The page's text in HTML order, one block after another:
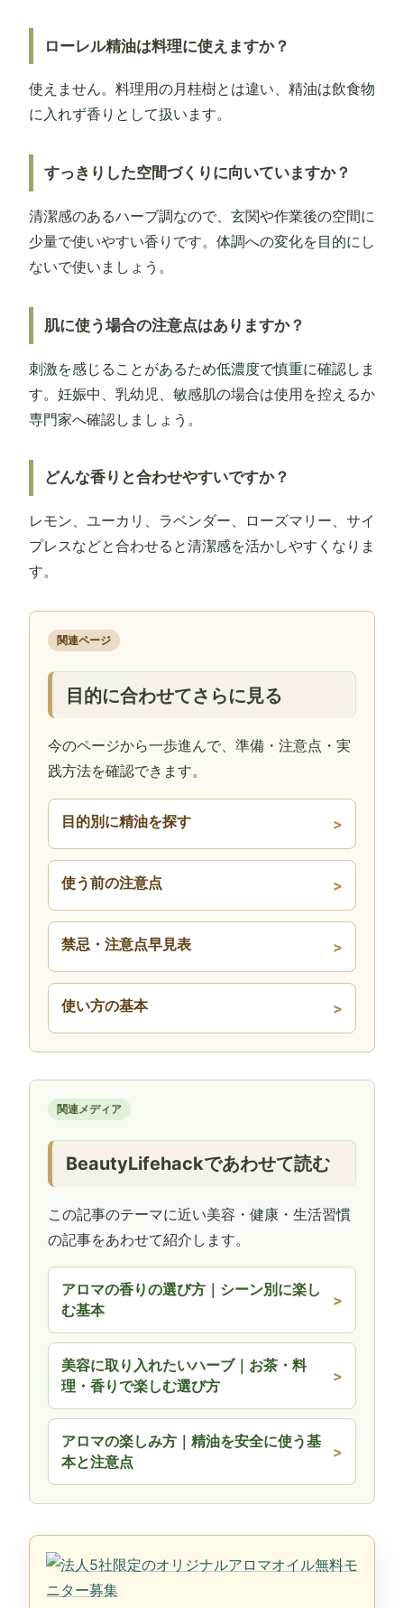
ローレル精油は料理に使えますか？
使えません。料理用の月桂樹とは違い、精油は飲食物
に入れず香りとして扱います。
すっきりした空間づくりに向いていますか？
清潔感のあるハーブ調なので、玄関や作業後の空間に
少量で使いやすい香りです。体調への変化を目的にし
ないで使いましょう。
肌に使う場合の注意点はありますか？
刺激を感じることがあるため低濃度で慎重に確認しま
す。妊娠中、乳幼児、敏感肌の場合は使用を控えるか
専門家へ確認しましょう。
どんな香りと合わせやすいですか？
レモン、ユーカリ、ラベンダー、ローズマリー、サイ
プレスなどと合わせると清潔感を活かしやすくなりま
す。
関連ページ
目的に合わせてさらに見る
今のページから一歩進んで、準備・注意点・実
践方法を確認できます。
目的別に精油を探す
使う前の注意点
禁忌・注意点早見表
使い方の基本
関連メディア
BeautyLifehackであわせて読む
この記事のテーマに近い美容・健康・生活習慣
の記事をあわせて紹介します。
アロマの香りの選び方｜シーン別に楽し
む基本
美容に取り入れたいハーブ｜お茶・料
理・香りで楽しむ選び方
アロマの楽しみ方｜精油を安全に使う基
本と注意点